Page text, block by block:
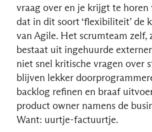
vraag over en je krijgt te horen
dat in dit soort ‘flexibiliteit’ de
van Agile. Het scrumteam zelf,
bestaat uit ingehuurde
niet snel kritische vragen over
blijven lekker
backlog refinen en braaf
product owner namens de
Want: uurtje-factuurtje.
NL